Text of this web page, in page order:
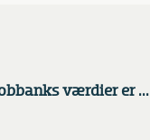
værdier er ...